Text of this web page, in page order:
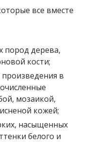
все вместе
пород дерева,
кости;
в
мозаикой,
кожей;
насыщенных
белого и